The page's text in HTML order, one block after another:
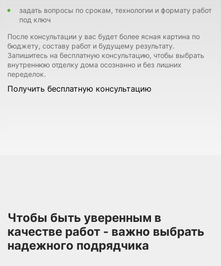
задать вопросы по срокам, технологии и формату работ
под ключ
После консультации у вас будет более ясная картина по
бюджету, составу работ и будущему результату.
Запишитесь на бесплатную консультацию, чтобы выбрать
внутреннюю отделку дома осознанно и без лишних
переделок.
Получить бесплатную консультацию
Чтобы быть уверенным в
качестве работ - важно выбрать
надежного подрядчика